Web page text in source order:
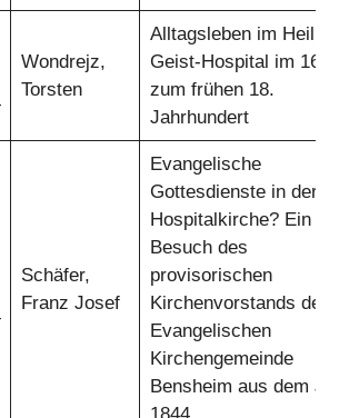
Wondrejz,
Torsten
Alltagsleben im Heilig-
Geist-Hospital im 16.
zum frühen 18.
Jahrhundert
Schäfer,
Franz Josef
Evangelische
Gottesdienste in der
Hospitalkirche? Ein
Besuch des
provisorischen
Kirchenvorstands der
Evangelischen
Kirchengemeinde
Bensheim aus dem